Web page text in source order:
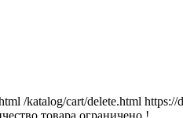
/katalog/cart/delete.html https://
товара ограничено !